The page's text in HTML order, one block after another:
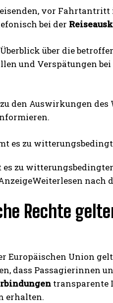
I WANT IN
vor
bei der
über die
und Verspätungen
den Auswirkungen
zu
nach
Rechte
Europäischen Union
dass Passagierinnen
transparente
erhalten.